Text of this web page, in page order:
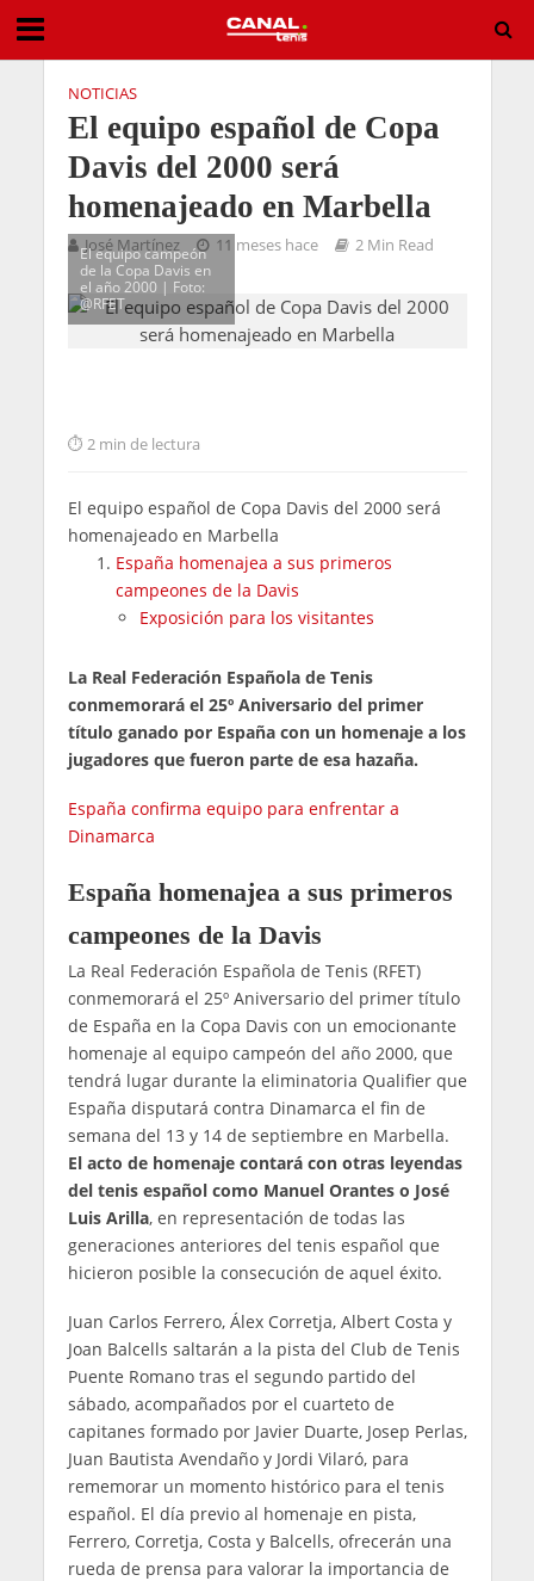
NOTICIAS
El equipo español de Copa
Davis del 2000 será
homenajeado en Marbella
José Martínez 11 meses hace 2 Min Read
El equipo campeón
de la Copa Davis en
el año 2000 | Foto:
@RFET
2 min de lectura
El equipo español de Copa Davis del 2000 será
homenajeado en Marbella
España homenajea a sus primeros
campeones de la Davis
Exposición para los visitantes
La Real Federación Española de Tenis
conmemorará el 25º Aniversario del primer
título ganado por España con un homenaje a los
jugadores que fueron parte de esa hazaña.
España confirma equipo para enfrentar a
Dinamarca
España homenajea a sus primeros
campeones de la Davis
La Real Federación Española de Tenis (RFET)
conmemorará el 25º Aniversario del primer título
de España en la Copa Davis con un emocionante
homenaje al equipo campeón del año 2000, que
tendrá lugar durante la eliminatoria Qualifier que
España disputará contra Dinamarca el fin de
semana del 13 y 14 de septiembre en Marbella.
El acto de homenaje contará con otras leyendas
del tenis español como Manuel Orantes o José
Luis Arilla, en representación de todas las
generaciones anteriores del tenis español que
hicieron posible la consecución de aquel éxito.
Juan Carlos Ferrero, Álex Corretja, Albert Costa y
Joan Balcells saltarán a la pista del Club de Tenis
Puente Romano tras el segundo partido del
sábado, acompañados por el cuarteto de
capitanes formado por Javier Duarte, Josep Perlas,
Juan Bautista Avendaño y Jordi Vilaró, para
rememorar un momento histórico para el tenis
español. El día previo al homenaje en pista,
Ferrero, Corretja, Costa y Balcells, ofrecerán una
rueda de prensa para valorar la importancia de